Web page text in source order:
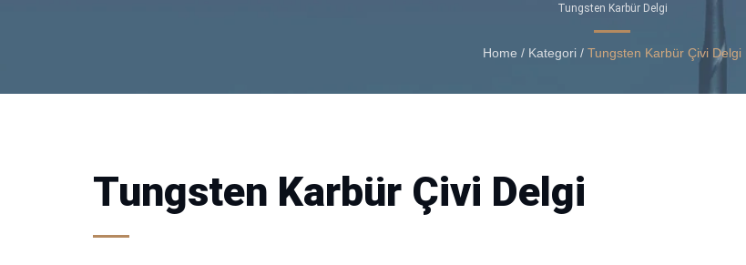
Tungsten Karbür Delgi
Home / Kategori / Tungsten Karbür Çivi Delgi
Tungsten Karbür Çivi Delgi